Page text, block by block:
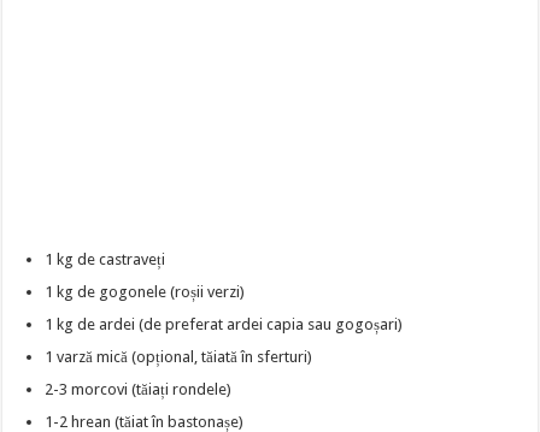
1 kg de castraveți
1 kg de gogonele (roșii verzi)
1 kg de ardei (de preferat ardei capia sau gogoșari)
1 varză mică (opțional, tăiată în sferturi)
2-3 morcovi (tăiați rondele)
1-2 hrean (tăiat în bastonașe)